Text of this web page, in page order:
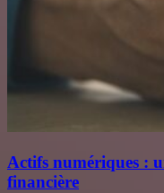
Actifs numériques :
financière